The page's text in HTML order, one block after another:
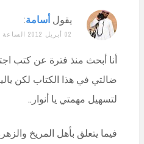
يقول أسامة:
02 أبريل 2012 الساعة 4:33 م
أنا أبحث منذ فترة عن كتب
ضالتي في هذا الكتاب لكن
لتسهيل مهمتي يا أنوار..
فيما يتعلق بأهل المريخ